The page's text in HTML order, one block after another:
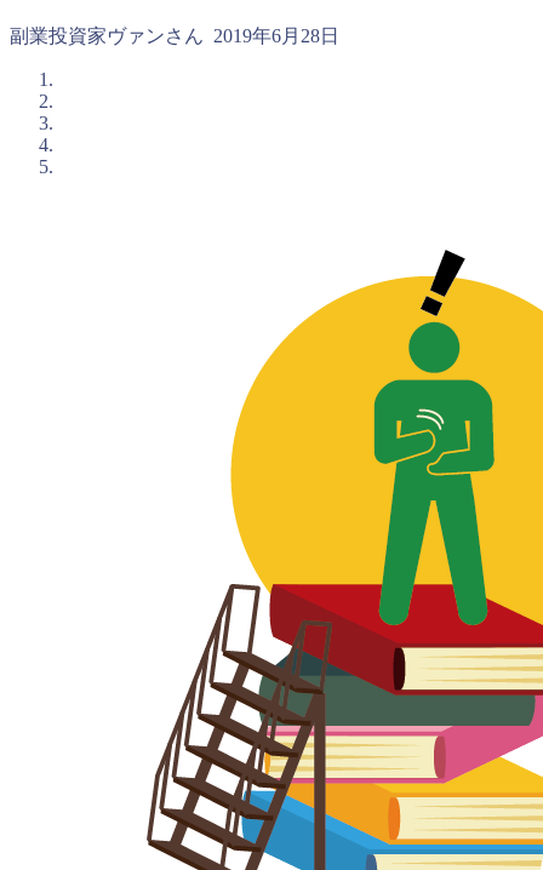
副業投資家ヴァンさん 2019年6月28日